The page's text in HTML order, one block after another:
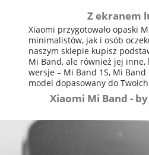
Z ekranem
Xiaomi przygotowało opaski
minimalistów, jak i osób
naszym sklepie kupisz
Mi Band, ale również jej
wersje – Mi Band 1S, Mi Band
model dopasowany do
Xiaomi Mi Band -